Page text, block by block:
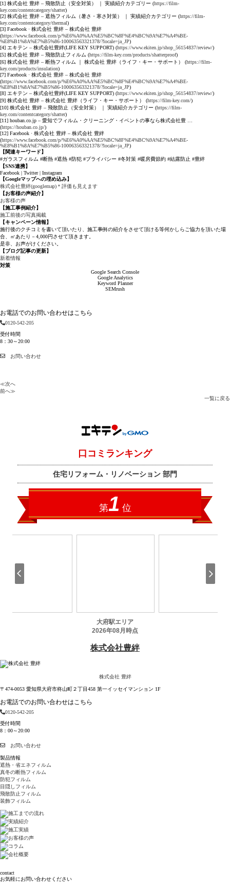
[1] 株式会社 豊絆 – 飛散防止（安全対策） ｜ 実績紹介カテゴリー (https://film-
key.com/contentcategory/shatter)
[2] 株式会社 豊絆 – 遮熱フィルム（暑さ・寒さ対策） ｜ 実績紹介カテゴリー (https://film-
key.com/contentcategory/thermal)
[3] Facebook · 株式会社 豊絆 – 株式会社 豊絆
(https://www.facebook.com/p/%E6%A0%AA%E5%BC%8F%E4%BC%9A%E7%A4%BE-
%E8%B1%8A%E7%B5%86-100063563321378/?locale=ja_JP)
[4] エキテン – 株式会社豊絆(LIFE KEY SUPPORT) (https://www.ekiten.jp/shop_56154837/review/)
[5] 株式会社 豊絆 – 飛散防止フィルム (https://film-key.com/products/shatterproof)
[6] 株式会社 豊絆 – 断熱フィルム ｜ 株式会社 豊絆（ライフ・キー・サポート） (https://film-
key.com/products/insulation)
[7] Facebook · 株式会社 豊絆 – 株式会社 豊絆
(https://www.facebook.com/p/%E6%A0%AA%E5%BC%8F%E4%BC%9A%E7%A4%BE-
%E8%B1%8A%E7%B5%86-100063563321378/?locale=ja_JP)
[8] エキテン – 株式会社豊絆(LIFE KEY SUPPORT) (https://www.ekiten.jp/shop_56154837/review/)
[9] 株式会社 豊絆 – 株式会社 豊絆（ライフ・キー・サポート） (https://film-key.com/)
[10] 株式会社 豊絆 – 飛散防止（安全対策） ｜ 実績紹介カテゴリー (https://film-
key.com/contentcategory/shatter)
[11] houban.co.jp – 愛知でフィルム・クリーニング・イベントの事なら株式会社豊 …
(https://houban.co.jp/)
[12] Facebook · 株式会社 豊絆 – 株式会社 豊絆
(https://www.facebook.com/p/%E6%A0%AA%E5%BC%8F%E4%BC%9A%E7%A4%BE-
%E8%B1%8A%E7%B5%86-100063563321378/?locale=ja_JP)
【関連キーワード】
#ガラスフィルム #断熱 #遮熱 #防犯 #プライバシー #冬対策 #暖房費節約 #結露防止 #豊絆
【SNS連携】
Facebook | Twitter | Instagram
【Googleマップへの埋め込み】
株式会社豊絆(googlemap)＊評価も見えます
【お客様の声紹介】
お客様の声
【施工事例紹介】
施工前後の写真掲載
【キャンペーン情報】
施行後のクチコミを書いて頂いたり、施工事例の紹介をさせて頂ける等何かしらご協力を頂いた場
合、㎡あたり－4,000円させて頂きます。
是非、お声がけください。
【ブログ記事の更新】
新着情報
対策
Google Search Console
Google Analytics
Keyword Planner
SEMrush
お電話でのお問い合わせはこちら
0120-542-205
受付時間
8：30～20:00
お問い合わせ
≪次へ
前へ≫
一覧に戻る
株式会社 豊絆
〒474-0053 愛知県大府市柊山町２丁目458 第一イッセイマンション 1F
お電話でのお問い合わせはこちら
0120-542-205
受付時間
8：00～20:00
お問い合わせ
製品情報
遮熱・省エネフィルム
真冬の断熱フィルム
防犯フィルム
目隠しフィルム
飛散防止フィルム
装飾フィルム
contact
お気軽にお問い合わせください